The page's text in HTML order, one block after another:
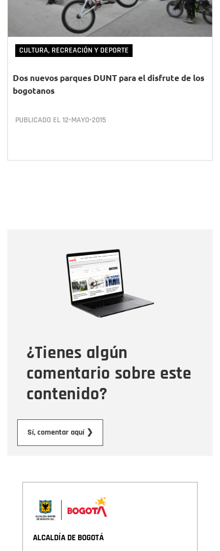
CULTURA, RECREACIÓN Y DEPORTE
Dos nuevos parques DUNT para el disfrute de los
bogotanos
PUBLICADO EL12•MAYO•2015
¿Tienes algún
comentario sobre este
contenido?
Sí, comentar aquí ❯
Correo electrónico
Tipo de comentario
Mensaje
ALCALDÍA DE BOGOTÁ